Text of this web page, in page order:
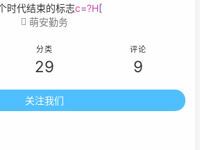
束的标志就是它开始被浪漫
萌安勤务
分类
29
评论
9
关注我们